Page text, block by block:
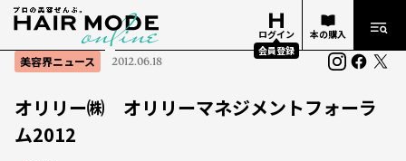
ログイン
会員登録
本の購入
美容界ニュース 2012.06.18
オリリー㈱ オリリーマネジメントフォーラ
ム2012